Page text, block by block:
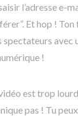
l’adresse e-
Et hop !
avec
!
est trop
pas ! Tu